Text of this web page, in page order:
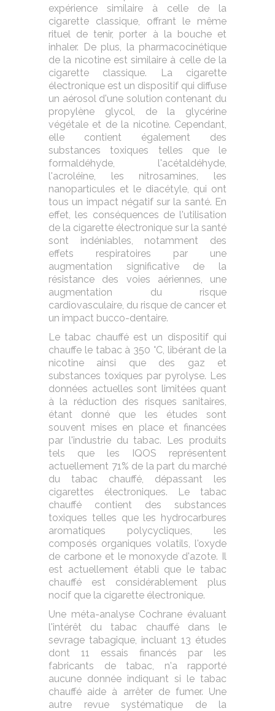
expérience similaire à celle de la
cigarette classique, offrant le même
rituel de tenir, porter à la bouche et
inhaler. De plus, la pharmacocinétique
de la nicotine est similaire à celle de la
cigarette classique. La cigarette
électronique est un dispositif qui diffuse
un aérosol d'une solution contenant du
propylène glycol, de la glycérine
végétale et de la nicotine. Cependant,
elle contient également des
substances toxiques telles que le
formaldéhyde, l'acétaldéhyde,
l'acroléine, les nitrosamines, les
nanoparticules et le diacétyle, qui ont
tous un impact négatif sur la santé. En
effet, les conséquences de l'utilisation
de la cigarette électronique sur la santé
sont indéniables, notamment des
effets respiratoires par une
augmentation significative de la
résistance des voies aériennes, une
augmentation du risque
cardiovasculaire, du risque de cancer et
un impact bucco-dentaire.
Le tabac chauffé est un dispositif qui
chauffe le tabac à 350 °C, libérant de la
nicotine ainsi que des gaz et
substances toxiques par pyrolyse. Les
données actuelles sont limitées quant
à la réduction des risques sanitaires,
étant donné que les études sont
souvent mises en place et financées
par l'industrie du tabac. Les produits
tels que les IQOS représentent
actuellement 71% de la part du marché
du tabac chauffé, dépassant les
cigarettes électroniques. Le tabac
chauffé contient des substances
toxiques telles que les hydrocarbures
aromatiques polycycliques, les
composés organiques volatils, l'oxyde
de carbone et le monoxyde d'azote. Il
est actuellement établi que le tabac
chauffé est considérablement plus
nocif que la cigarette électronique.
Une méta-analyse Cochrane évaluant
l'intérêt du tabac chauffé dans le
sevrage tabagique, incluant 13 études
dont 11 essais financés par les
fabricants de tabac, n'a rapporté
aucune donnée indiquant si le tabac
chauffé aide à arrêter de fumer. Une
autre revue systématique de la